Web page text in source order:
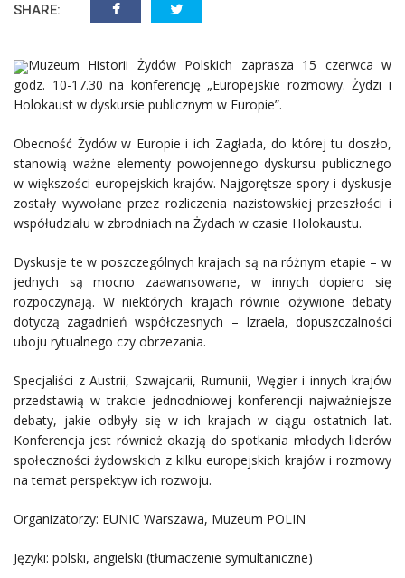
SHARE:
Muzeum Historii Żydów Polskich zaprasza 15 czerwca w
godz. 10-17.30 na konferencję „Europejskie rozmowy. Żydzi i
Holokaust w dyskursie publicznym w Europie”.
Obecność Żydów w Europie i ich Zagłada, do której tu doszło,
stanowią ważne elementy powojennego dyskursu publicznego
w większości europejskich krajów. Najgorętsze spory i dyskusje
zostały wywołane przez rozliczenia nazistowskiej przeszłości i
współudziału w zbrodniach na Żydach w czasie Holokaustu.
Dyskusje te w poszczególnych krajach są na różnym etapie – w
jednych są mocno zaawansowane, w innych dopiero się
rozpoczynają. W niektórych krajach równie ożywione debaty
dotyczą zagadnień współczesnych – Izraela, dopuszczalności
uboju rytualnego czy obrzezania.
Specjaliści z Austrii, Szwajcarii, Rumunii, Węgier i innych krajów
przedstawią w trakcie jednodniowej konferencji najważniejsze
debaty, jakie odbyły się w ich krajach w ciągu ostatnich lat.
Konferencja jest również okazją do spotkania młodych liderów
społeczności żydowskich z kilku europejskich krajów i rozmowy
na temat perspektyw ich rozwoju.
Organizatorzy: EUNIC Warszawa, Muzeum POLIN
Języki: polski, angielski (tłumaczenie symultaniczne)